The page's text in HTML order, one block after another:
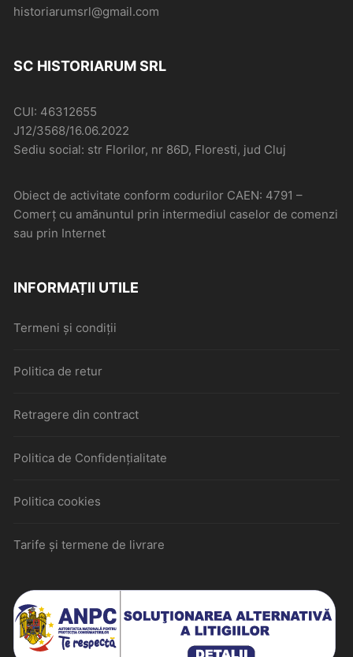
historiarumsrl@gmail.com
SC HISTORIARUM SRL
CUI: 46312655
J12/3568/16.06.2022
Sediu social: str Florilor, nr 86D, Floresti, jud Cluj
Obiect de activitate conform codurilor CAEN: 4791 –
Comerţ cu amănuntul prin intermediul caselor de comenzi
sau prin Internet
INFORMAȚII UTILE
Termeni și condiții
Politica de retur
Retragere din contract
Politica de Confidențialitate
Politica cookies
Tarife și termene de livrare